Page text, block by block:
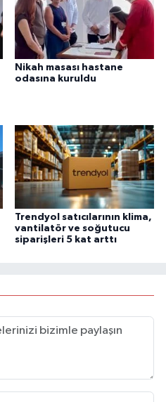
Nikah masası hastane
odasına kuruldu
Trendyol satıcılarının klima,
vantilatör ve soğutucu
siparişleri 5 kat arttı